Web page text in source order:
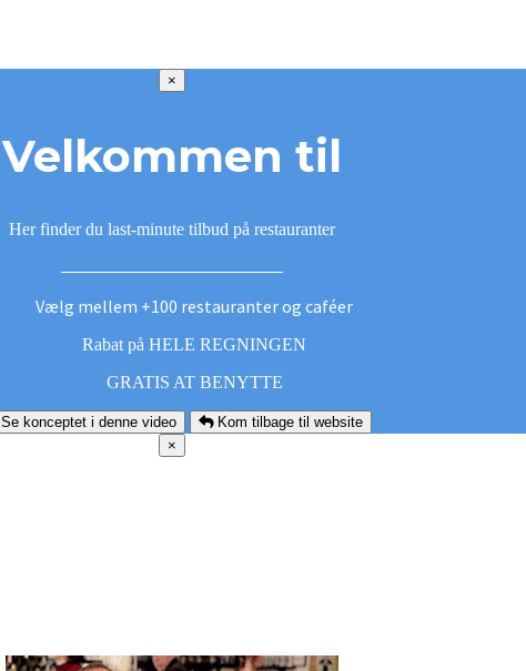
×
Velkommen til
Her finder du last-minute tilbud på restauranter
Vælg mellem +100 restauranter og caféer
Rabat på HELE REGNINGEN
GRATIS AT BENYTTE
Se konceptet i denne video
Kom tilbage til website
×